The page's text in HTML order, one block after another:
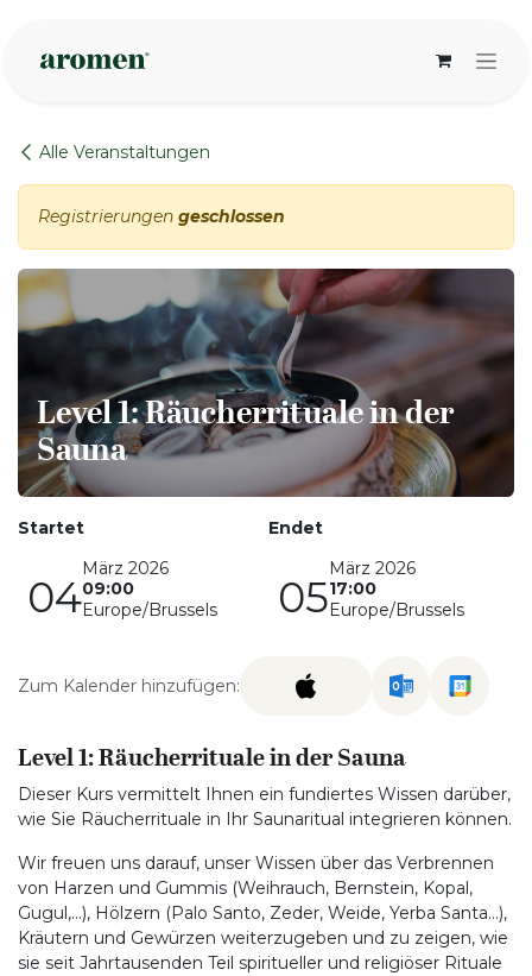
Alle Veranstaltungen
Registrierungen geschlossen
Level 1: Räucherrituale in der
Sauna
Startet
04
März 2026
09:00
Europe/Brussels
Endet
05
März 2026
17:00
Europe/Brussels
Zum Kalender hinzufügen:
Level 1: Räucherrituale in der Sauna
Dieser Kurs vermittelt Ihnen ein fundiertes Wissen darüber,
wie Sie Räucherrituale in Ihr Saunaritual integrieren können.
Wir freuen uns darauf, unser Wissen über das Verbrennen
von Harzen und Gummis (Weihrauch, Bernstein, Kopal,
Gugul,...), Hölzern (Palo Santo, Zeder, Weide, Yerba Santa...),
Kräutern und Gewürzen weiterzugeben und zu zeigen, wie
sie seit Jahrtausenden Teil spiritueller und religiöser Rituale